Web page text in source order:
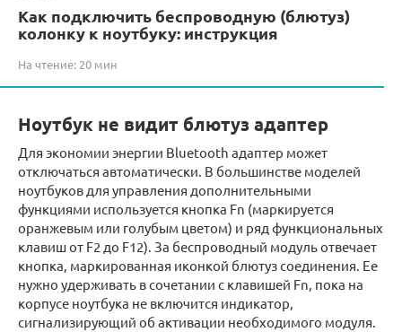
Как подключить беспроводную (блютуз)
колонку к ноутбуку: инструкция
На чтение: 20 мин
Ноутбук не видит блютуз адаптер
Для экономии энергии Bluetooth адаптер может
отключаться автоматически. В большинстве моделей
ноутбуков для управления дополнительными
функциями используется кнопка Fn (маркируется
оранжевым или голубым цветом) и ряд функциональных
клавиш от F2 до F12). За беспроводный модуль отвечает
кнопка, маркированная иконкой блютуз соединения. Ее
нужно удерживать в сочетании с клавишей Fn, пока на
корпусе ноутбука не включится индикатор,
сигнализирующий об активации необходимого модуля.